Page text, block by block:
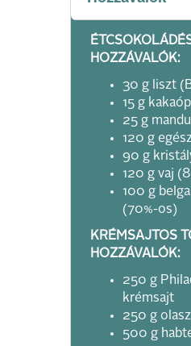
HOZZÁVALÓK:
30 g liszt
15 g
25 g
120 g
90 g
120 g vaj
100 g
(70%-os)
KRÉMSAJTOS
HOZZÁVALÓK:
250 g
krémsajt
250 g
500 g